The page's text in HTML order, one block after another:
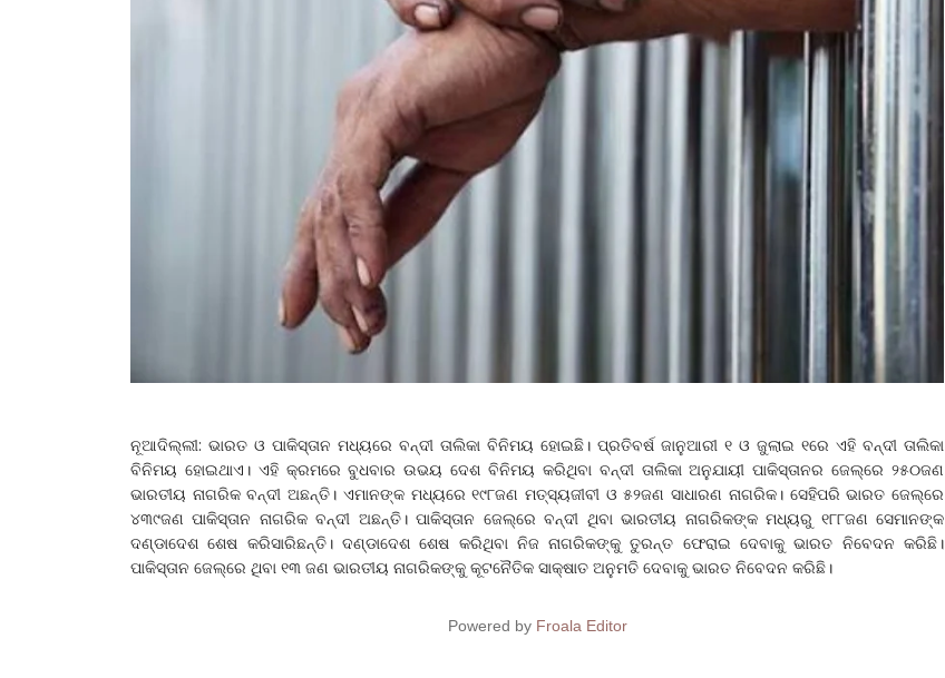
ନୂଆଦିଲ୍ଲୀ: ଭାରତ ଓ ପାକିସ୍ତାନ ମଧ୍ୟରେ ବନ୍ଦୀ ତାଲିକା ବିନିମୟ ହୋଇଛି। ପ୍ରତିବର୍ଷ ଜାନୁଆରୀ ୧ ଓ ଜୁଲାଇ ୧ରେ ଏହି ବନ୍ଦୀ ତାଲିକା
ବିନିମୟ ହୋଇଥାଏ। ଏହି କ୍ରମରେ ବୁଧବାର ଉଭୟ ଦେଶ ବିନିମୟ କରିଥିବା ବନ୍ଦୀ ତାଲିକା ଅନୁଯାୟୀ ପାକିସ୍ତାନର ଜେଲ୍‌ରେ ୨୫୦ଜଣ
ଭାରତୀୟ ନାଗରିକ ବନ୍ଦୀ ଅଛନ୍ତି। ଏମାନଙ୍କ ମଧ୍ୟରେ ୧୯୮ଜଣ ମତ୍ସ୍ୟଜୀବୀ ଓ ୫୨ଜଣ ସାଧାରଣ ନାଗରିକ। ସେହିପରି ଭାରତ ଜେଲ୍‌ରେ
୪୩୯ଜଣ ପାକିସ୍ତାନ ନାଗରିକ ବନ୍ଦୀ ଅଛନ୍ତି। ପାକିସ୍ତାନ ଜେଲ୍‌ରେ ବନ୍ଦୀ ଥିବା ଭାରତୀୟ ନାଗରିକଙ୍କ ମଧ୍ୟରୁ ୧୮୮ଜଣ ସେମାନଙ୍କ
ଦଣ୍ଡାଦେଶ ଶେଷ କରିସାରିଛନ୍ତି। ଦଣ୍ଡାଦେଶ ଶେଷ କରିଥିବା ନିଜ ନାଗରିକଙ୍କୁ ତୁରନ୍ତ ଫେରାଇ ଦେବାକୁ ଭାରତ ନିବେଦନ କରିଛି।
ପାକିସ୍ତାନ ଜେଲ୍‌ରେ ଥିବା ୧୩ ଜଣ ଭାରତୀୟ ନାଗରିକଙ୍କୁ କୂଟନୈତିକ ସାକ୍ଷାତ ଅନୁମତି ଦେବାକୁ ଭାରତ ନିବେଦନ କରିଛି।
Powered by Froala Editor